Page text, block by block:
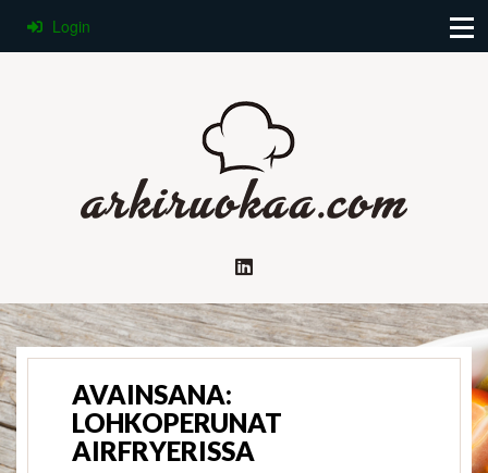
Login
AVAINSANA:
LOHKOPERUNAT
AIRFRYERISSA